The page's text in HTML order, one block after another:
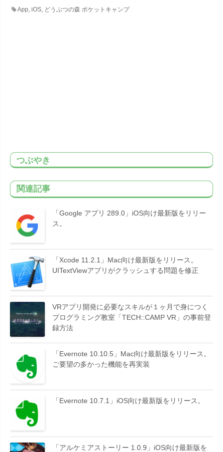
App ,iOS どうぶつの森 ポケットキャンプ
つぶやき
関連記事
「Google アプリ 289.0」iOS向け最新版をリリー
ス。
「Xcode 11.2.1」Mac向け最新版をリリース。
UITextViewアプリがクラッシュする問題を修正
VRアプリ開発に必要なスキルが１ヶ月で身につく
プログラミング教室「TECH::CAMP VR」の事前登
録方法
「Evernote 10.10.5」Mac向け最新版をリリース。
ご要望の多かった機能を再実装
「Evernote 10.7.1」iOS向け最新版をリリース。
「アルケミアストーリー 1.0.9」iOS向け最新版を